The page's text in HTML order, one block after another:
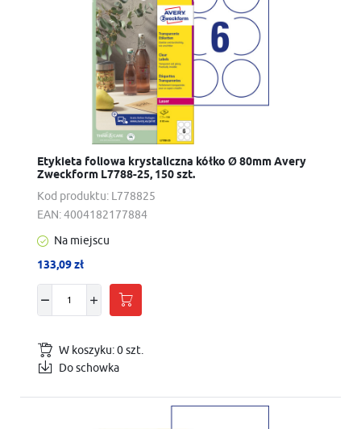
Kod produktu: L778825
Etykieta foliowa krystaliczna kółko Ø 80mm Avery
Zweckform L7788-25, 150 szt.
EAN:4004182177884
Na miejscu
133,09 zł
W koszyku:0szt.
Do schowka